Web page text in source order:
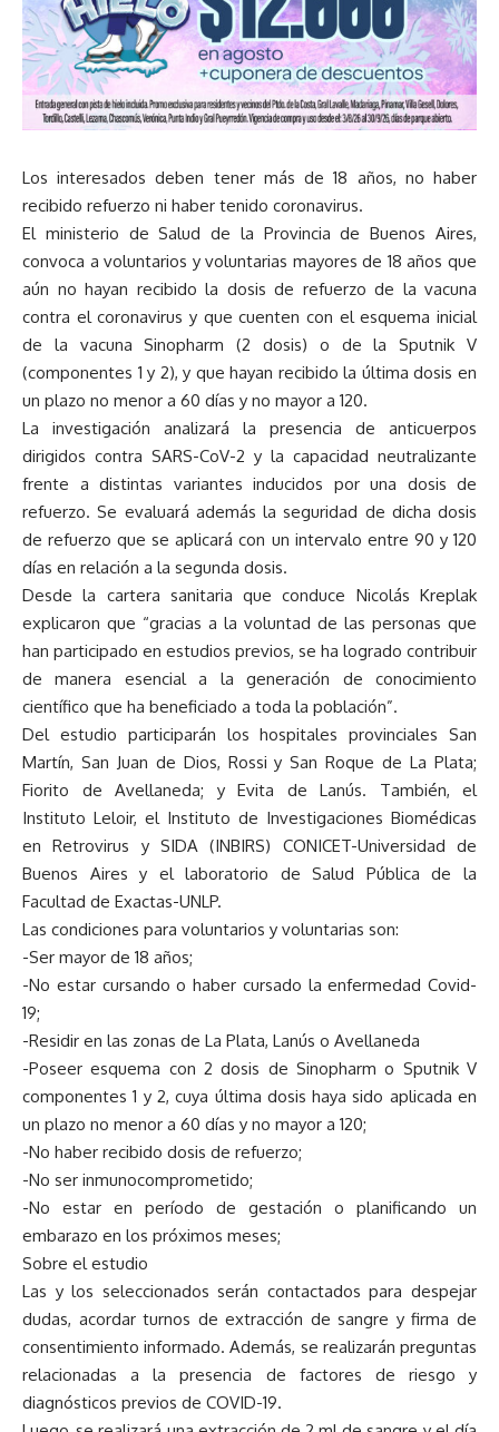
Los interesados deben tener más de 18 años, no haber
recibido refuerzo ni haber tenido coronavirus.
El ministerio de Salud de la Provincia de Buenos Aires,
convoca a voluntarios y voluntarias mayores de 18 años que
aún no hayan recibido la dosis de refuerzo de la vacuna
contra el coronavirus y que cuenten con el esquema inicial
de la vacuna Sinopharm (2 dosis) o de la Sputnik V
(componentes 1 y 2), y que hayan recibido la última dosis en
un plazo no menor a 60 días y no mayor a 120.
La investigación analizará la presencia de anticuerpos
dirigidos contra SARS-CoV-2 y la capacidad neutralizante
frente a distintas variantes inducidos por una dosis de
refuerzo. Se evaluará además la seguridad de dicha dosis
de refuerzo que se aplicará con un intervalo entre 90 y 120
días en relación a la segunda dosis.
Desde la cartera sanitaria que conduce Nicolás Kreplak
explicaron que “gracias a la voluntad de las personas que
han participado en estudios previos, se ha logrado contribuir
de manera esencial a la generación de conocimiento
científico que ha beneficiado a toda la población”.
Del estudio participarán los hospitales provinciales San
Martín, San Juan de Dios, Rossi y San Roque de La Plata;
Fiorito de Avellaneda; y Evita de Lanús. También, el
Instituto Leloir, el Instituto de Investigaciones Biomédicas
en Retrovirus y SIDA (INBIRS) CONICET-Universidad de
Buenos Aires y el laboratorio de Salud Pública de la
Facultad de Exactas-UNLP.
Las condiciones para voluntarios y voluntarias son:
-Ser mayor de 18 años;
-No estar cursando o haber cursado la enfermedad Covid-
19;
-Residir en las zonas de La Plata, Lanús o Avellaneda
-Poseer esquema con 2 dosis de Sinopharm o Sputnik V
componentes 1 y 2, cuya última dosis haya sido aplicada en
un plazo no menor a 60 días y no mayor a 120;
-No haber recibido dosis de refuerzo;
-No ser inmunocomprometido;
-No estar en período de gestación o planificando un
embarazo en los próximos meses;
Sobre el estudio
Las y los seleccionados serán contactados para despejar
dudas, acordar turnos de extracción de sangre y firma de
consentimiento informado. Además, se realizarán preguntas
relacionadas a la presencia de factores de riesgo y
diagnósticos previos de COVID-19.